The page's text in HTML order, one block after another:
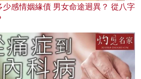
感情姻緣債 男女命途迥異？ 從八字